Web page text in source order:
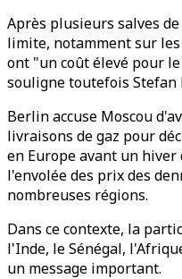
Après plusieurs salves
limite, notamment sur
ont "un coût élevé pour
souligne toutefois Stefan
Berlin accuse Moscou
livraisons de gaz pour
en Europe avant un hiver
l'envolée des prix des
nombreuses régions.
Dans ce contexte, la
l'Inde, le Sénégal,
un message important.